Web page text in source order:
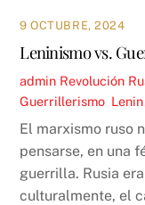
9 OCTUBRE, 2024
Leninismo vs.
admin Revolución
Guerrillerismo Lenin
El marxismo ruso
pensarse, en una
guerrilla. Rusia
culturalmente, el